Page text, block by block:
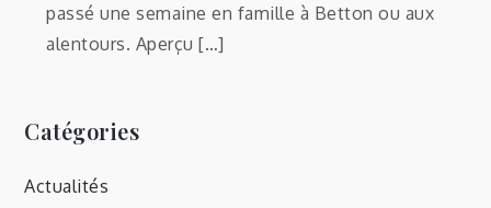
passé une semaine en famille à Betton ou aux
alentours. Aperçu […]
Catégories
Actualités